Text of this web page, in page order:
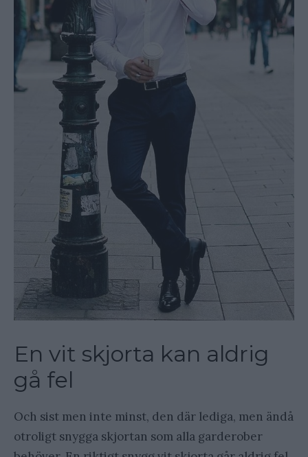
En vit skjorta kan aldrig
gå fel
Och sist men inte minst, den där lediga, men ändå
otroligt snygga skjortan som alla garderober